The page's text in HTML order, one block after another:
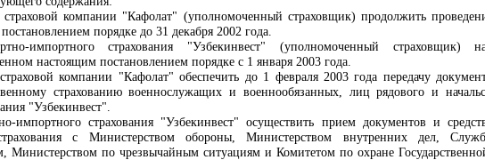
компании "Кафолат" (уполномоченный страховщик) продолжить
порядке до 31 декабря 2002 года.
импортного страхования "Узбекинвест" (уполномоченный страховщик)
настоящим постановлением порядке с 1 января 2003 года.
компании "Кафолат" обеспечить до 1 февраля 2003 года передачу
страхованию военнослужащих и военнообязанных, лиц рядового и
"Узбекинвест".
импортного страхования "Узбекинвест" осуществить прием документов и
с Министерством обороны, Министерством внутренних дел,
Министерством по чрезвычайным ситуациям и Комитетом по охране